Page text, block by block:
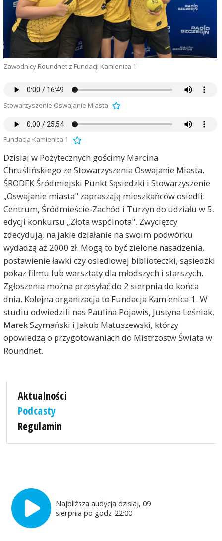
Zawodnicy Roundnet z Fundacji Kamienica 1
Stowarzyszenie Oswajanie Miasta
Fundacja Kamienica 1
Dzisiaj w Pożytecznych gościmy Marcina
Chruślińskiego ze Stowarzyszenia Oswajanie Miasta.
ŚRODEK Śródmiejski Punkt Sąsiedzki i Stowarzyszenie
„Oswajanie miasta" zapraszają mieszkańców osiedli:
Centrum, Śródmieście-Zachód i Turzyn do udziału w 5.
edycji konkursu „Złota wspólnota". Zwycięzcy
zdecydują, na jakie działanie na swoim podwórku
wydadzą aż 2000 zł. Mogą to być zielone nasadzenia,
postawienie ławki czy osiedlowej biblioteczki, sąsiedzki
pokaz filmu lub warsztaty dla młodszych i starszych.
Zgłoszenia można przesyłać do 2 sierpnia do końca
dnia. Kolejna organizacja to Fundacja Kamienica 1. W
studiu odwiedzili nas Paulina Pojawis, Justyna Leśniak,
Marek Szymański i Jakub Matuszewski, którzy
opowiedzą o przygotowaniach do Mistrzostw Świata w
Roundnet.
Aktualności
Podcasty
Regulamin
Najbliższa audycja dzisiaj, 09
sierpnia po godz. 22:00